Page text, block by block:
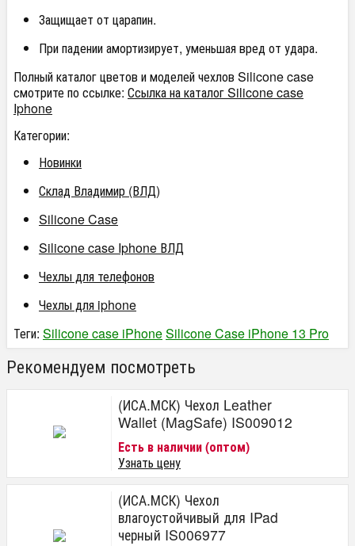
Защищает от царапин.
При падении амортизирует, уменьшая вред от удара.
Полный каталог цветов и моделей чехлов Silicone case
смотрите по ссылке: Ссылка на каталог Silicone case
Iphone
Категории:
Новинки
Склад Владимир (ВЛД)
Silicone Case
Silicone case Iphone ВЛД
Чехлы для телефонов
Чехлы для iphone
Теги: Silicone case iPhoneSilicone Case iPhone 13 Pro
Рекомендуем посмотреть
(ИСА.МСК) Чехол Leather
Wallet (MagSafe) IS009012
Есть в наличии (оптом)
Узнать цену
(ИСА.МСК) Чехол
влагоустойчивый для IPad
черный IS006977